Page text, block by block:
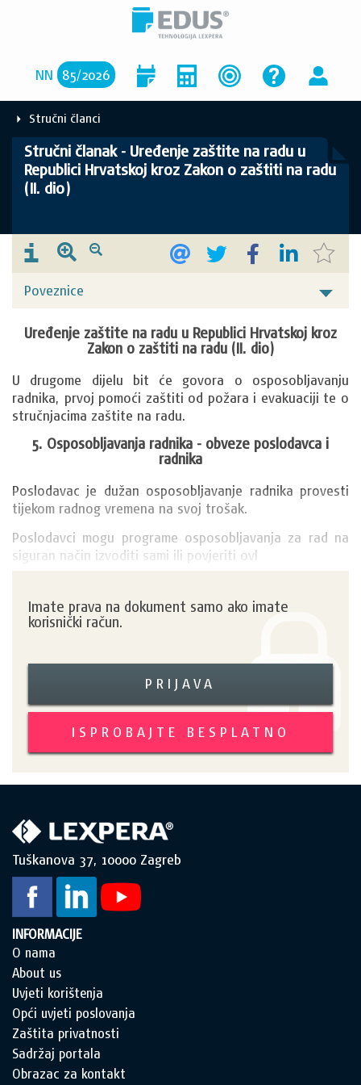
NN 85/2026
Stručni članci
Stručni članak - Uređenje zaštite na radu u
Republici Hrvatskoj kroz Zakon o zaštiti na radu
(II. dio)
Poveznice
Uređenje zaštite na radu u Republici Hrvatskoj kroz
Zakon o zaštiti na radu (II. dio)
U drugome dijelu bit će govora o osposobljavanju
radnika, prvoj pomoći zaštiti od požara i evakuaciji te o
stručnjacima zaštite na radu.
5. Osposobljavanja radnika - obveze poslodavca i
radnika
Poslodavac je dužan osposobljavanje radnika provesti
tijekom radnog vremena na svoj trošak.
Poslodavci mogu programe osposobljavanja za rad na
siguran način izvoditi sami ili povjeriti ovl
Imate prava na dokument samo ako imate
korisnički račun.
PRIJAVA
ISPROBAJTE BESPLATNO
Tuškanova 37, 10000 Zagreb
INFORMACIJE
O nama
About us
Uvjeti korištenja
Opći uvjeti poslovanja
Zaštita privatnosti
Sadržaj portala
Obrazac za kontakt